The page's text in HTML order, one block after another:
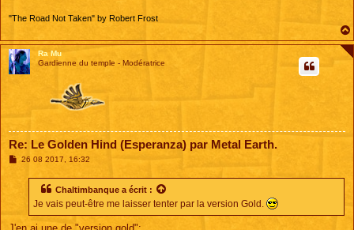
"The Road Not Taken" by Robert Frost
Ra Mu
Gardienne du temple - Modératrice
Re: Le Golden Hind (Esperanza) par Metal Earth.
M26 08 2017, 16:32
Chaltimbanque a écrit :
Je vais peut-être me laisser tenter par la version Gold.